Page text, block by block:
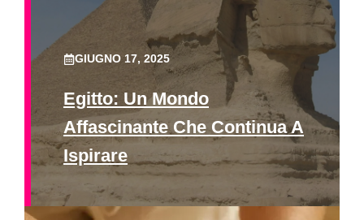
GIUGNO 17, 2025
Egitto: Un Mondo
Affascinante Che Continua A
Ispirare